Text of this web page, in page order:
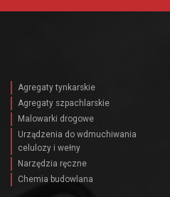
Agregaty tynkarskie
Agregaty szpachlarskie
Malowarki drogowe
Urządzenia do wdmuchiwania
celulozy i wełny
Narzędzia ręczne
Chemia budowlana